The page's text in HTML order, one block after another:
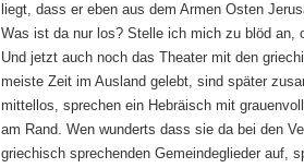
liegt, dass er eben aus dem Armen Osten
Was ist da nur los? Stelle ich mich zu blöd an,
Und jetzt auch noch das Theater mit den
meiste Zeit im Ausland gelebt, sind später
mittellos, sprechen ein Hebräisch mit
am Rand. Wen wunderts dass sie da bei den
griechisch sprechenden Gemeindeglieder auf,